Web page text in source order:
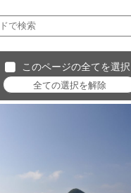
このページの全てを選択